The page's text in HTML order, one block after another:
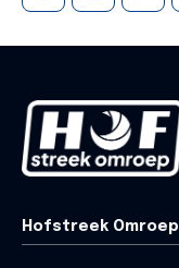
Hofstreek Omroep